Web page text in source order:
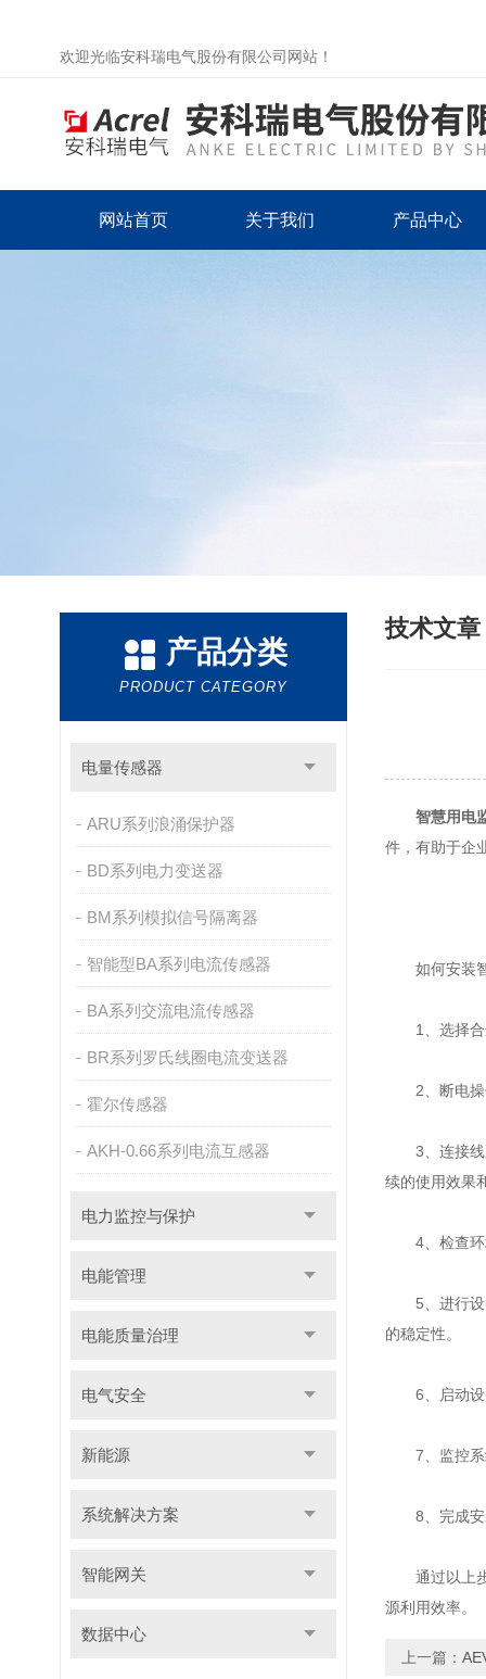
欢迎光临安科瑞电气股份有限公司网站！
网站首页 关于我们 产品中心
产品分类
PRODUCT CATEGORY
电量传感器
ARU系列浪涌保护器
BD系列电力变送器
BM系列模拟信号隔离器
智能型BA系列电流传感器
BA系列交流电流传感器
BR系列罗氏线圈电流变送器
霍尔传感器
AKH-0.66系列电流互感器
电力监控与保护
电能管理
电能质量治理
电气安全
新能源
系统解决方案
智能网关
数据中心
技术文章
智慧用电
件，有助于企
如何安装智
1、选择合适
2、断电操作
3、连接线路
续的使用效果
4、检查环
5、进行设备
的稳定性。
6、启动设
7、监控系统
8、完成安装
通过以上步
源利用效率。
上一篇：